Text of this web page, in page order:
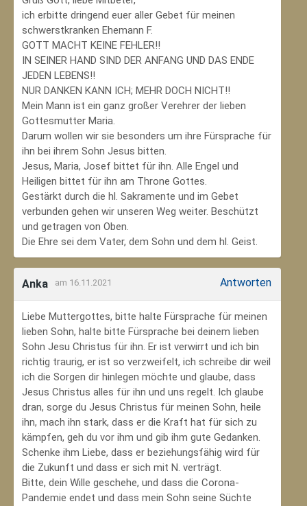
ich erbitte dringend euer aller Gebet für meinen
schwerstkranken Ehemann F.
GOTT MACHT KEINE FEHLER!!
IN SEINER HAND SIND DER ANFANG UND DAS ENDE
JEDEN LEBENS!!
NUR DANKEN KANN ICH; MEHR DOCH NICHT!!
Mein Mann ist ein ganz großer Verehrer der lieben
Gottesmutter Maria.
Darum wollen wir sie besonders um ihre Fürsprache für
ihn bei ihrem Sohn Jesus bitten.
Jesus, Maria, Josef bittet für ihn. Alle Engel und
Heiligen bittet für ihn am Throne Gottes.
Gestärkt durch die hl. Sakramente und im Gebet
verbunden gehen wir unseren Weg weiter. Beschützt
und getragen von Oben.
Die Ehre sei dem Vater, dem Sohn und dem hl. Geist.
Anka am 16.11.2021 Antworten
Liebe Muttergottes, bitte halte Fürsprache für meinen
lieben Sohn, halte bitte Fürsprache bei deinem lieben
Sohn Jesu Christus für ihn. Er ist verwirrt und ich bin
richtig traurig, er ist so verzweifelt, ich schreibe dir weil
ich die Sorgen dir hinlegen möchte und glaube, dass
Jesus Christus alles für ihn und uns regelt. Ich glaube
dran, sorge du Jesus Christus für meinen Sohn‚ heile
ihn, mach ihn stark, dass er die Kraft hat für sich zu
kämpfen, geh du vor ihm und gib ihm gute Gedanken.
Schenke ihm Liebe, dass er beziehungsfähig wird für
die Zukunft und dass er sich mit N. verträgt.
Bitte, dein Wille geschehe, und dass die Corona-
Pandemie endet und dass mein Sohn seine Süchte